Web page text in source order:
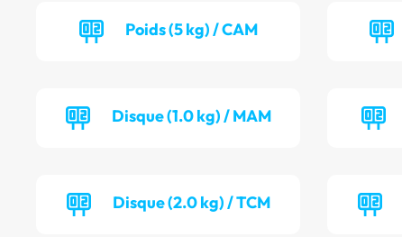
Poids (5 kg) / CAM
Disque (1.0 kg) / MAM
Disque (2.0 kg) / TCM